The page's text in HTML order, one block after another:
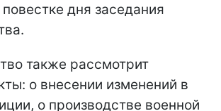
повестке дня заседания
также рассмотрит
о внесении изменений в
о производстве военной